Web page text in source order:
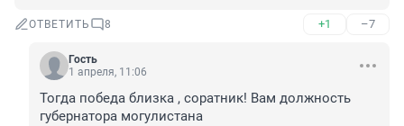
ОТВЕТИТЬ 8 +1 –7
Гость
1 апреля, 11:06
Тогда победа близка , соратник! Вам должность
губернатора могулистана